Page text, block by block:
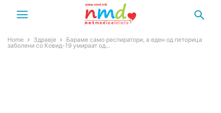
Home Здравје
Бараме само респиратори, а еден од петорица
заболени со Ковид-19 умираат од...